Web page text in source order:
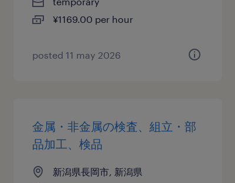
¥1169.00 per hour
posted 11 may 2026
金属・非金属の検査、組立・部
品加工、検品
新潟県長岡市, 新潟県